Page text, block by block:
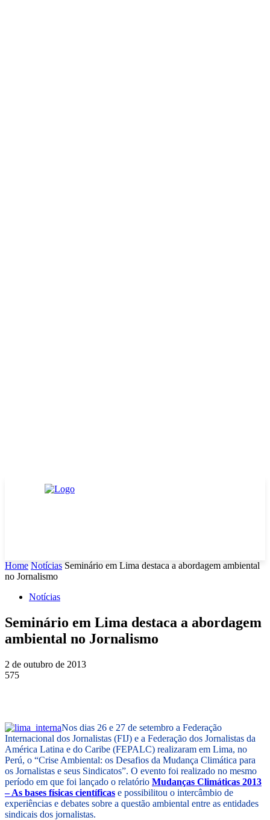
Home Notícias Seminário em Lima destaca a abordagem ambiental
no Jornalismo
Notícias
Seminário em Lima destaca a abordagem
ambiental no Jornalismo
2 de outubro de 2013
575
Nos dias 26 e 27 de setembro a Federação
Internacional dos Jornalistas (FIJ) e a Federação dos Jornalistas da
América Latina e do Caribe (FEPALC) realizaram em Lima, no
Perú, o “Crise Ambiental: os Desafios da Mudança Climática para
os Jornalistas e seus Sindicatos”. O evento foi realizado no mesmo
período em que foi lançado o relatório Mudanças Climáticas 2013
– As bases físicas científicas e possibilitou o intercâmbio de
experiências e debates sobre a questão ambiental entre as entidades
sindicais dos jornalistas.